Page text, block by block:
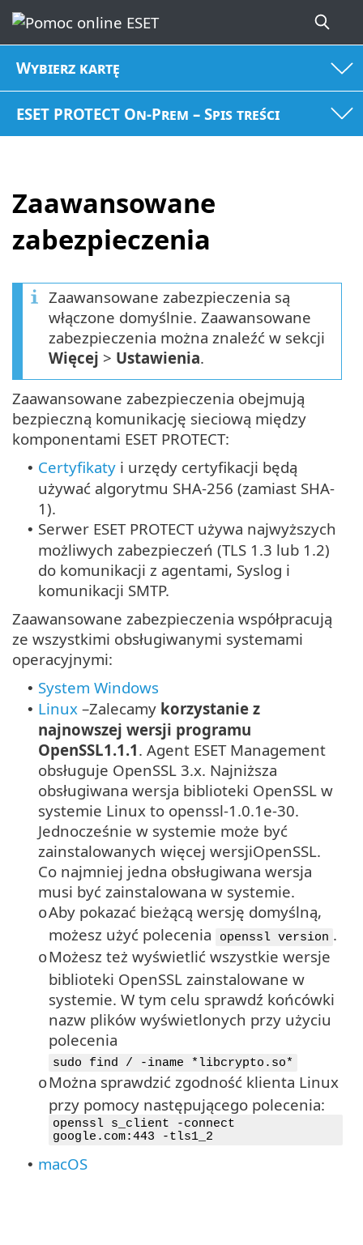
Wybierz kartę
ESET PROTECT On-Prem – Spis treści
Zaawansowane
zabezpieczenia
Zaawansowane zabezpieczenia są
włączone domyślnie. Zaawansowane
zabezpieczenia można znaleźć w sekcji
Więcej > Ustawienia.
Zaawansowane zabezpieczenia obejmują
bezpieczną komunikację sieciową między
komponentami ESET PROTECT:
• Certyfikaty i urzędy certyfikacji będą
używać algorytmu SHA-256 (zamiast SHA-
1).
• Serwer ESET PROTECT używa najwyższych
możliwych zabezpieczeń (TLS 1.3 lub 1.2)
do komunikacji z agentami, Syslog i
komunikacji SMTP.
Zaawansowane zabezpieczenia współpracują
ze wszystkimi obsługiwanymi systemami
operacyjnymi:
• System Windows
• Linux –Zalecamy korzystanie z
najnowszej wersji programu
OpenSSL1.1.1. Agent ESET Management
obsługuje OpenSSL 3.x. Najniższa
obsługiwana wersja biblioteki OpenSSL w
systemie Linux to openssl-1.0.1e-30.
Jednocześnie w systemie może być
zainstalowanych więcej wersjiOpenSSL.
Co najmniej jedna obsługiwana wersja
musi być zainstalowana w systemie.
oAby pokazać bieżącą wersję domyślną,
możesz użyć polecenia
openssl version .
oMożesz też wyświetlić wszystkie wersje
biblioteki OpenSSL zainstalowane w
systemie. W tym celu sprawdź końcówki
nazw plików wyświetlonych przy użyciu
polecenia
sudo find / -iname *libcrypto.so*
oMożna sprawdzić zgodność klienta Linux
przy pomocy następującego polecenia:
openssl s_client -connect
google.com:443 -tls1_2
• macOS